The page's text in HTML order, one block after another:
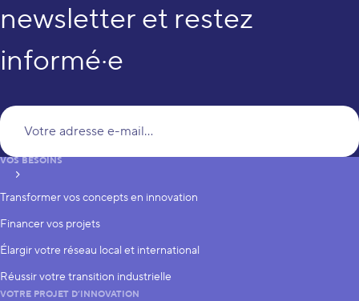
newsletter et restez
informé·e
S’inscrire
VOS BESOINS
Transformer vos concepts en innovation
Financer vos projets
Élargir votre réseau local et international
Réussir votre transition industrielle
VOTRE PROJET D’INNOVATION